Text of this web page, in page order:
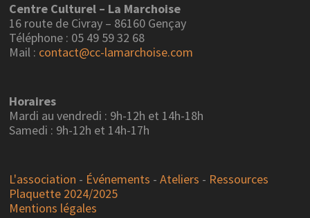
Centre Culturel – La Marchoise
16 route de Civray – 86160 Gençay
Téléphone : 05 49 59 32 68
Mail : contact@cc-lamarchoise.com
Horaires
Mardi au vendredi : 9h-12h et 14h-18h
Samedi : 9h-12h et 14h-17h
L'association - Événements -Ateliers - Ressources
Plaquette 2024/2025
Mentions légales